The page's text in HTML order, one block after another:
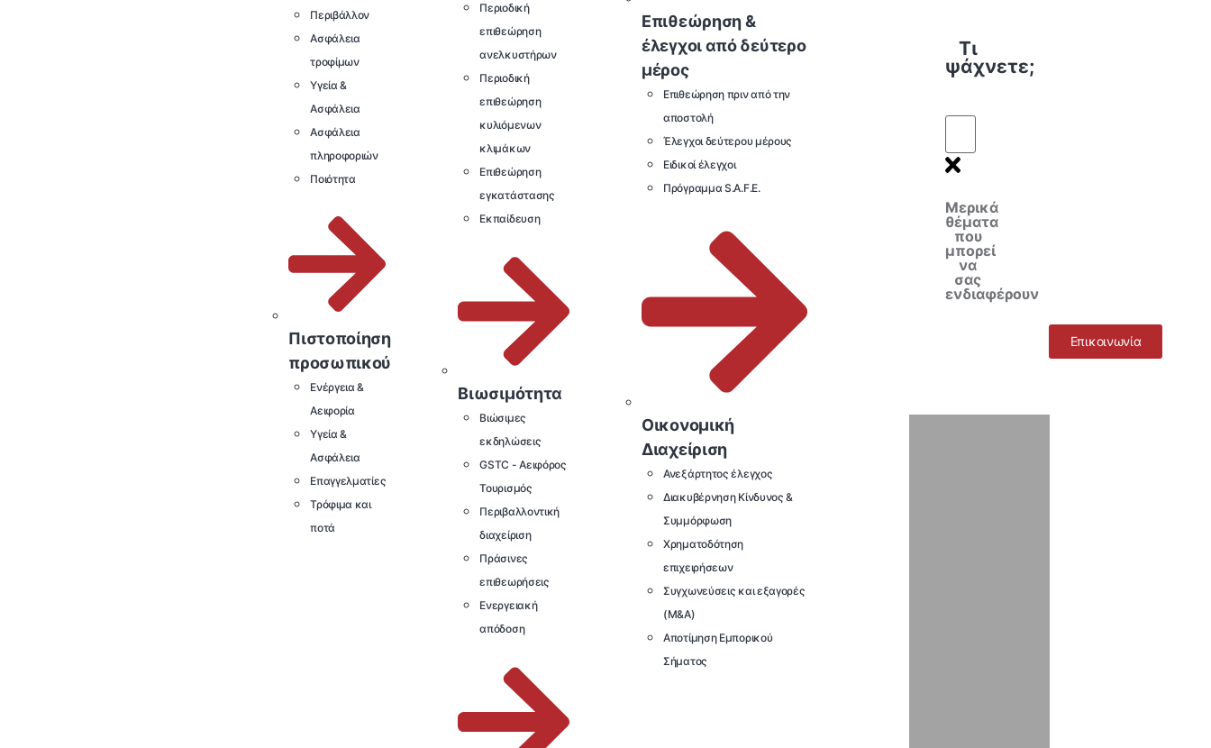
Περιβάλλον
Ασφάλεια
τροφίμων
Υγεία &
Ασφάλεια
Ασφάλεια
πληροφοριών
Ποιότητα
Πιστοποίηση
προσωπικού
Ενέργεια &
Αειφορία
Υγεία &
Ασφάλεια
Επαγγελματίες
Τρόφιμα και
ποτά
Περιοδική
επιθεώρηση
ανελκυστήρων
Περιοδική
επιθεώρηση
κυλιόμενων
κλιμάκων
Επιθεώρηση
εγκατάστασης
Εκπαίδευση
Βιωσιμότητα
Βιώσιμες
εκδηλώσεις
GSTC - Αειφόρος
Τουρισμός
Περιβαλλοντική
διαχείριση
Πράσινες
επιθεωρήσεις
Ενεργειακή
απόδοση
Επιθεώρηση &
έλεγχοι από δεύτερο
μέρος
Επιθεώρηση πριν από την
αποστολή
Έλεγχοι δεύτερου μέρους
Ειδικοί έλεγχοι
Πρόγραμμα S.A.F.E.
Οικονομική
Διαχείριση
Ανεξάρτητος έλεγχος
Διακυβέρνηση Κίνδυνος &
Συμμόρφωση
Χρηματοδότηση
επιχειρήσεων
Συγχωνεύσεις και εξαγορές
(M&A)
Αποτίμηση Εμπορικού
Σήματος
Τι
ψάχνετε;
Μερικά
θέματα
που
μπορεί
να
σας
ενδιαφέρουν
Επικοινωνία